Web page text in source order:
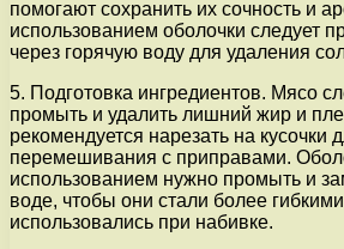
помогают сохранить их сочность и
использованием оболочки следует
через горячую воду для удаления
5. Подготовка ингредиентов. Мясо
промыть и удалить лишний жир и
рекомендуется нарезать на кусочки
перемешивания с приправами.
использованием нужно промыть и
воде, чтобы они стали более
использовались при набивке.